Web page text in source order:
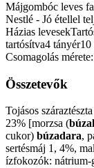
Májgombóc leves
Nestlé - Jó étellel
Házias levesek
tartósítva4 tányér10
Csomagolás
Összetevők
Tojásos
23% [morzsa (
cukor) búzadara,
sertésmáj 1, 4%,
ízfokozók: nátrium-